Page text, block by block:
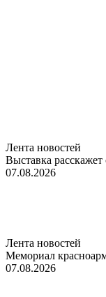
Лента новостей
Выставка
07.08.2026
Лента новостей
Мемориал
07.08.2026